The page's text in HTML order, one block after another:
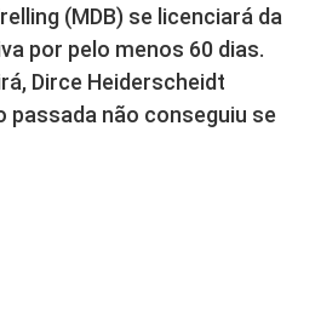
(MDB) se licenciará da
por pelo menos 60 dias.
Dirce Heiderscheidt
passada não conseguiu se